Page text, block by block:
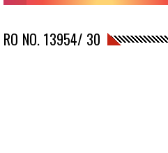
RO NO. 13954/ 30